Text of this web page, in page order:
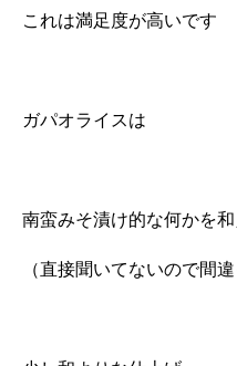
これは満足度が高いです
ガパオライスは
南蛮みそ漬け的な何かを
（直接聞いてないので間